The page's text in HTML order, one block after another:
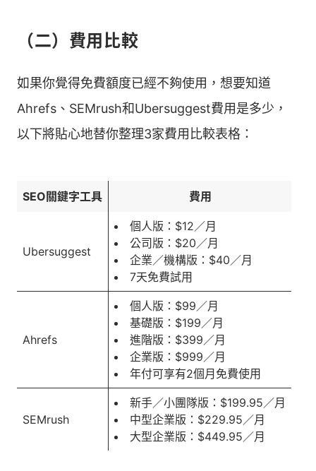
針對競爭者
網站分析容易
估
需付
使用
容易有中文
字斷詞的問題
（二）費用比較
如果你覺得免費額度已經不夠使用，想要知道
Ahrefs、SEMrush和Ubersuggest費用是多少，
以下將貼心地替你整理3家費用比較表格：
SEO關鍵字工具 費用
Ubersuggest
個人版：$12／月
公司版：$20／月
企業／機構版：$40／月
7天免費試用
Ahrefs
個人版：$99／月
基礎版：$199／月
進階版：$399／月
企業版：$999／月
年付可享有2個月免費使用
SEMrush
新手／小團隊版：$199.95／月
中型企業版：$229.95／月
大型企業版：$449.95／月